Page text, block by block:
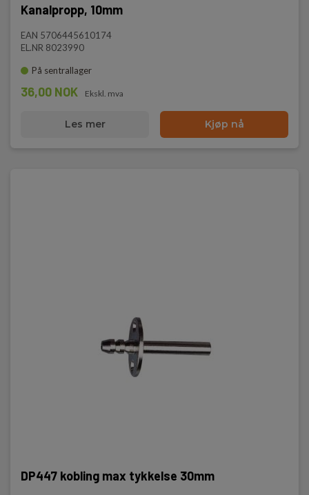
Kanalpropp, 10mm
EAN 5706445610174
EL.NR 8023990
På sentrallager
36,00 NOK Ekskl. mva
Les mer Kjøp nå
DP447 kobling max tykkelse 30mm